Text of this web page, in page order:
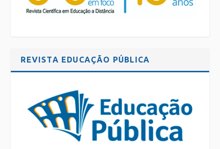
REVISTA EDUCAÇÃO PÚBLICA